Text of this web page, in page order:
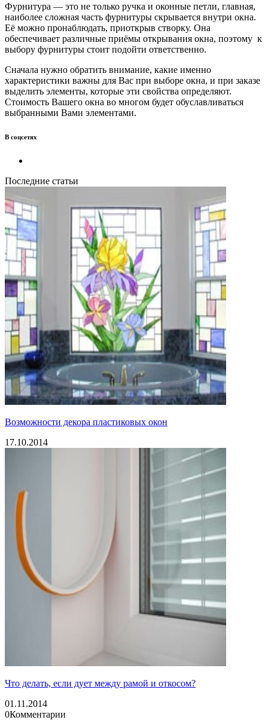
Фурнитура — это не только ручка и оконные петли, главная,
наиболее сложная часть фурнитуры скрывается внутри окна.
Её можно пронаблюдать, приоткрыв створку. Она
обеспечивает различные приёмы открывания окна, поэтому к
выбору фурнитуры стоит подойти ответственно.
Сначала нужно обратить внимание, какие именно
характеристики важны для Вас при выборе окна, и при заказе
выделить элементы, которые эти свойства определяют.
Стоимость Вашего окна во многом будет обуславливаться
выбранными Вами элементами.
В соцсетях
Последние статьи
Возможности декора пластиковых окон
17.10.2014
Что делать, если дует между рамой и откосом?
01.11.2014
0Комментарии